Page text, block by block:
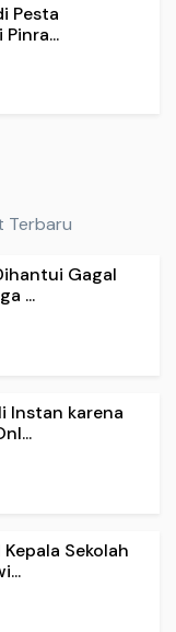
Pesta
Terbaru
Gagal
...
Instan karena
Sekolah